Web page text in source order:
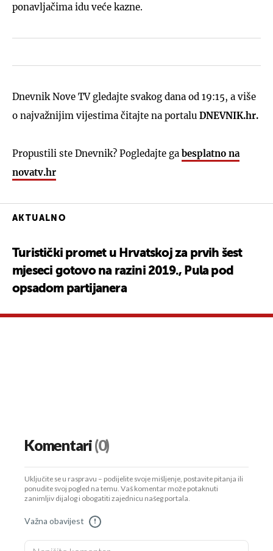
ponavljačima idu veće kazne.
Dnevnik Nove TV gledajte svakog dana od 19:15, a više
o najvažnijim vijestima čitajte na portalu DNEVNIK.hr.
Propustili ste Dnevnik? Pogledajte ga besplatno na
novatv.hr
AKTUALNO
Turistički promet u Hrvatskoj za prvih šest
mjeseci gotovo na razini 2019., Pula pod
opsadom partijanera
Komentari(0)
Uključite se u raspravu – podijelite svoje mišljenje, postavite pitanja ili
ponudite svoj pogled na temu. Vaš komentar može potaknuti
zanimljiv dijalog i obogatiti zajednicu našeg portala.
Važna obavijest !